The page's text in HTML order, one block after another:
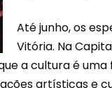
Indústria
Até junho, os
Vitória. Na
a cultura é
artísticas e